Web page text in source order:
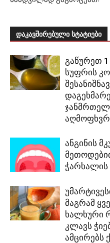
დაკავშირებული სტატიები
გაწურეთ
სუფრის
ანგინის
ჭარხალის
მაგრამ
ხალხური
კლავს
ამცირებს